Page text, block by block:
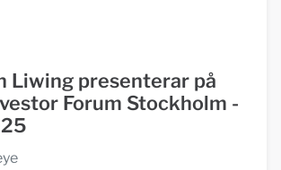
Liwing presenterar på
Forum Stockholm -